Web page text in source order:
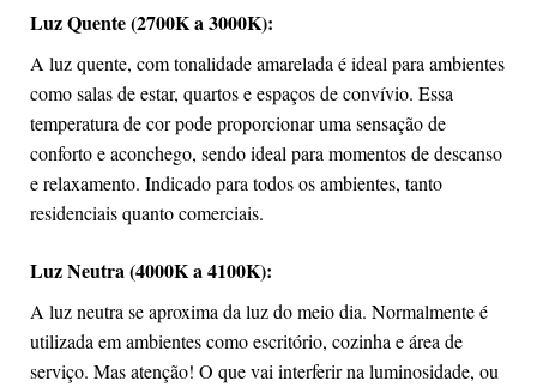
Luz Quente (2700K a 3000K):
A luz quente, com tonalidade amarelada é ideal para ambientes
como salas de estar, quartos e espaços de convívio. Essa
temperatura de cor pode proporcionar uma sensação de
conforto e aconchego, sendo ideal para momentos de descanso
e relaxamento. Indicado para todos os ambientes, tanto
residenciais quanto comerciais.
Luz Neutra (4000K a 4100K):
A luz neutra se aproxima da luz do meio dia. Normalmente é
utilizada em ambientes como escritório, cozinha e área de
serviço. Mas atenção! O que vai interferir na luminosidade, ou